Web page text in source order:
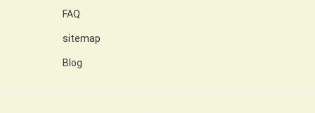
FAQ
sitemap
Blog